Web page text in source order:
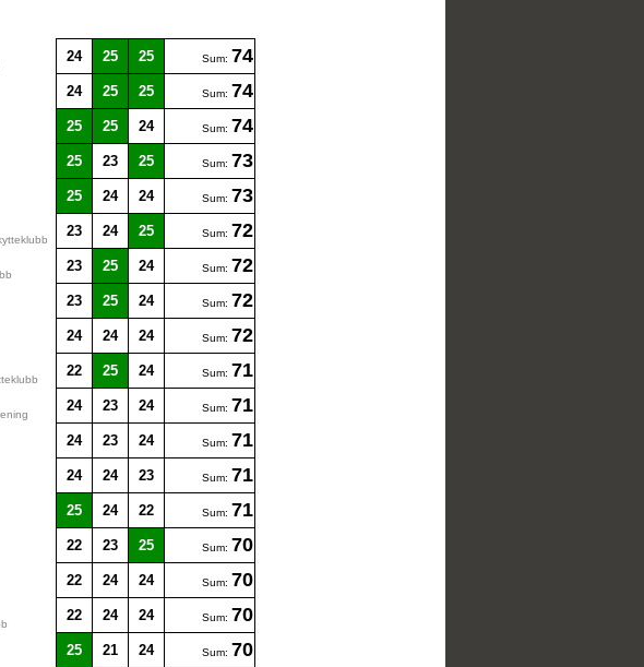
24 25 25 Sum: 74
24 25 25 Sum: 74
25 25 24 Sum: 74
25 23 25 Sum: 73
25 24 24 Sum: 73
23 24 25 Sum: 72
23 25 24 Sum: 72
23 25 24 Sum: 72
24 24 24 Sum: 72
22 25 24 Sum: 71
24 23 24 Sum: 71
24 23 24 Sum: 71
24 24 23 Sum: 71
25 24 22 Sum: 71
22 23 25 Sum: 70
22 24 24 Sum: 70
22 24 24 Sum: 70
25 21 24 Sum: 70